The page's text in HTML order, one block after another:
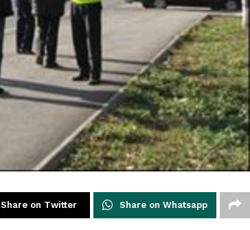
Share on Twitter Share on Whatsapp